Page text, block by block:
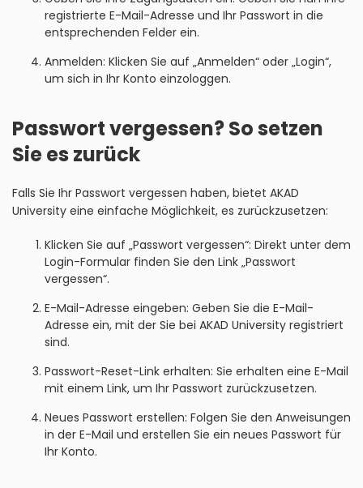
registrierte E-Mail-Adresse und Ihr Passwort in die
entsprechenden Felder ein.
Anmelden: Klicken Sie auf „Anmelden“ oder „Login“,
um sich in Ihr Konto einzologgen.
Passwort vergessen? So setzen
Sie es zurück
Falls Sie Ihr Passwort vergessen haben, bietet AKAD
University eine einfache Möglichkeit, es zurückzusetzen:
Klicken Sie auf „Passwort vergessen“: Direkt unter dem
Login-Formular finden Sie den Link „Passwort
vergessen“.
E-Mail-Adresse eingeben: Geben Sie die E-Mail-
Adresse ein, mit der Sie bei AKAD University registriert
sind.
Passwort-Reset-Link erhalten: Sie erhalten eine E-Mail
mit einem Link, um Ihr Passwort zurückzusetzen.
Neues Passwort erstellen: Folgen Sie den Anweisungen
in der E-Mail und erstellen Sie ein neues Passwort für
Ihr Konto.